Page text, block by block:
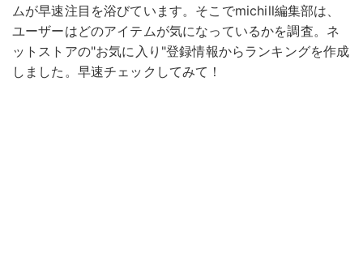
ムが早速注目を浴びています。そこでmichill編集部は、
ユーザーはどのアイテムが気になっているかを調査。ネ
ットストアの"お気に入り"登録情報からランキングを作成
しました。早速チェックしてみて！